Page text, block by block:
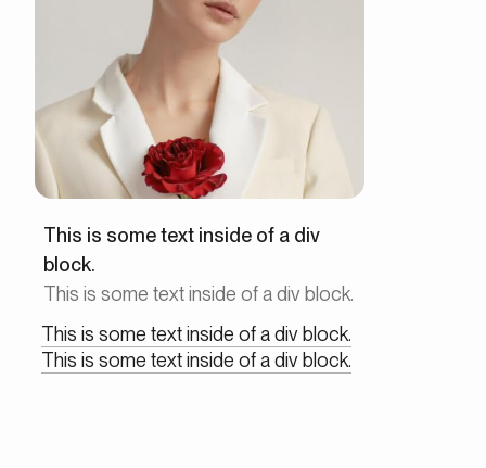
This is some text inside of a div
block.
This is some text inside of a div block.
This is some text inside of a div block.
This is some text inside of a div block.